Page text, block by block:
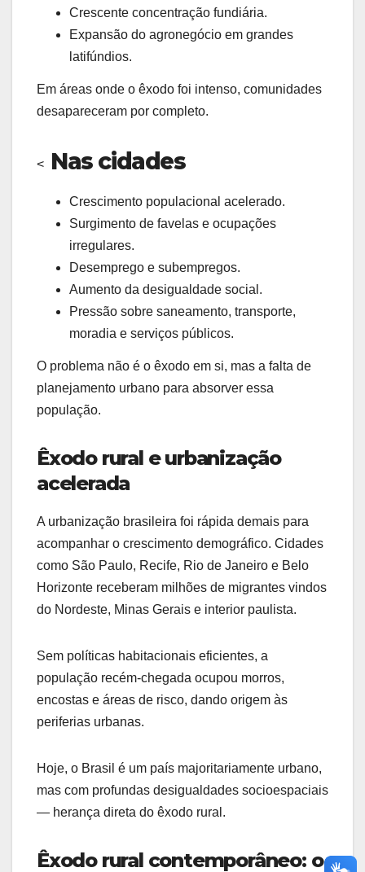
Crescente concentração fundiária.
Expansão do agronegócio em grandes
latifúndios.
Em áreas onde o êxodo foi intenso, comunidades
desapareceram por completo.
< Nas cidades
Crescimento populacional acelerado.
Surgimento de favelas e ocupações
irregulares.
Desemprego e subempregos.
Aumento da desigualdade social.
Pressão sobre saneamento, transporte,
moradia e serviços públicos.
O problema não é o êxodo em si, mas a falta de
planejamento urbano para absorver essa
população.
Êxodo rural e urbanização
acelerada
A urbanização brasileira foi rápida demais para
acompanhar o crescimento demográfico. Cidades
como São Paulo, Recife, Rio de Janeiro e Belo
Horizonte receberam milhões de migrantes vindos
do Nordeste, Minas Gerais e interior paulista.
Sem políticas habitacionais eficientes, a
população recém-chegada ocupou morros,
encostas e áreas de risco, dando origem às
periferias urbanas.
Hoje, o Brasil é um país majoritariamente urbano,
mas com profundas desigualdades socioespaciais
— herança direta do êxodo rural.
Êxodo rural contemporâneo: o